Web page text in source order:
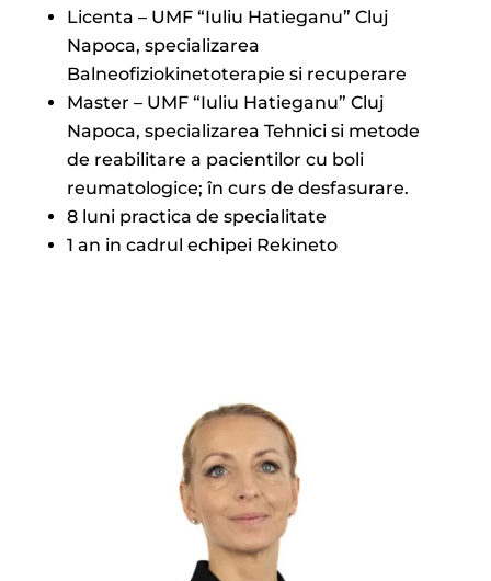
Licenta – UMF “Iuliu Hatieganu” Cluj
Napoca, specializarea
Balneofiziokinetoterapie si recuperare
Master – UMF “Iuliu Hatieganu” Cluj
Napoca, specializarea Tehnici si metode
de reabilitare a pacientilor cu boli
reumatologice; în curs de desfasurare.
8 luni practica de specialitate
1 an in cadrul echipei Rekineto